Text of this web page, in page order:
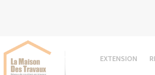
EXTENSION